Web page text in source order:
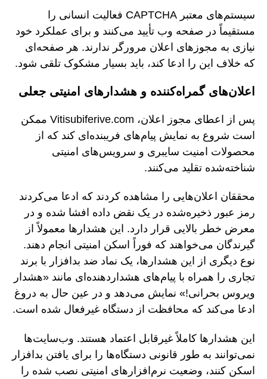
سیستم‌های معتبر CAPTCHA فعالیت انسانی را
مستقیماً در صفحه وب تأیید می‌کنند و برای عملکرد خود
نیازی به مجوزهای اعلان مرورگر ندارند. هر صفحه‌ای
که خلاف این را ادعا کند، باید بسیار مشکوک تلقی شود.
اعلان‌های گمراه‌کننده و هشدارهای امنیتی جعلی
پس از اعطای مجوز اعلان، Vitisubiferive.com ممکن
است شروع به نمایش پیام‌های فریبنده‌ای کند که از
محصولات امنیت سایبری و سرویس‌های امنیتی
شناخته‌شده تقلید می‌کنند.
محققان اعلان‌هایی را مشاهده کردند که ادعا می‌کردند
رمز عبور ذخیره‌شده در یک نقض داده افشا شده و در
معرض خطر بالایی قرار دارد. این هشدارها معمولاً از
گیرندگان می‌خواهند که فوراً اسکن امنیتی انجام دهند.
نوع دیگری از این هشدارها، یک نماد ضد بدافزار با برند
تجاری را همراه با پیام‌های هشداردهنده‌ای مانند «هشدار
ویروس بحرانی!» نمایش می‌دهد و در عین حال به دروغ
ادعا می‌کند که محافظت از دستگاه غیرفعال شده است.
این هشدارها کاملاً غیرقابل اعتماد هستند. وب‌سایت‌ها
نمی‌توانند به طور قانونی دستگاه‌ها را برای یافتن بدافزار
اسکن کنند، وضعیت نرم‌افزارهای امنیتی نصب شده را